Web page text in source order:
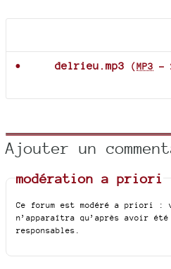
delrieu.mp3 (MP3 -
Ajouter un
modération a priori
Ce forum est modéré a priori :
n’apparaîtra qu’après avoir
responsables.